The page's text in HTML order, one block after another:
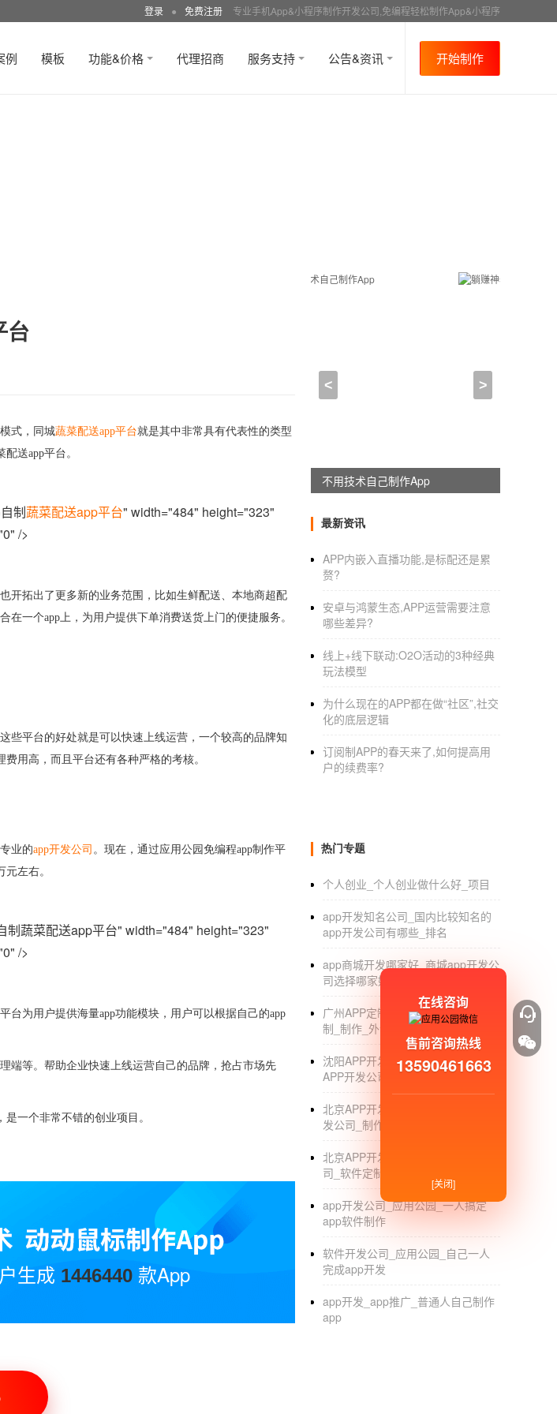
登录 ● 免费注册 专业手机App&小程序制作开发公司,免编程轻松制作App&小程序
例 模板 功能&价格 代理招商 服务支持 公告&资讯 开始制作
台
式，同城蔬菜配送app平台就是其中非常具有代表性的类型
配送app平台。
制蔬菜配送app平台" width="484" height="323"
/>
开拓出了更多新的业务范围，比如生鲜配送、 本地商超 配
在一个app上 ， 为用户提供下单消费送货上门的便捷服务。
这些平台的好处就是可以快速上线运营，一个较高的品牌知
用高，而且平台还有各种严格的考核。
业的app开发公司 。现在，通过应用公园免编程app制作平
元左右。
制蔬菜配送app平台" width="484" height="323"
/>
台为用户提供海量app功能模块，用户可以根据自己的app
端等。帮助企业快速上线运营自己的品牌，抢占市场先
一个非常不错的创业项目。
生成 1446440 款App
< >
躺赚神器，淘宝客系统全新上线
最新资讯
APP内嵌入直播功能,是标配还是累
赘?
安卓与鸿蒙生态,APP运营需要注意
哪些差异?
线上+线下联动:O2O活动的3种经典
玩法模型
为什么现在的APP都在做“社区”,社交
化的底层逻辑
订阅制APP的春天来了,如何提高用
户的续费率?
热门专题
个人创业_个人创业做什么好_项目
app开发知名公司_国内比较知名的
app开发公司有哪些_排名
app商城开发哪家好_商城app开发公
司选择哪家好_定制_费用
广州APP定制开发公司_广州APP定
制_制作_外包_公司
沈阳APP开发制作外包公司_沈阳
APP开发公司哪家好_软件定制_制作
北京APP开发制作公司_北京APP开
发公司_制作_定制_软件外包
北京APP开发公司_北京APP制作公
司_软件定制_外包
app开发公司_应用公园_一人搞定
app软件制作
软件开发公司_应用公园_自己一人
完成app开发
app开发_app推广_普通人自己制作
app
在线咨询
售前咨询热线
13590461663
[关闭]